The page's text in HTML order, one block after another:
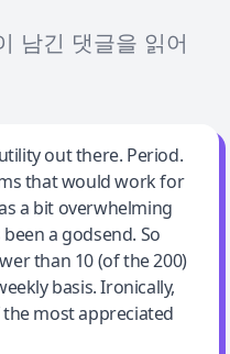
남긴 댓글을 읽어
out there. Period.
that would work for
a bit overwhelming
a godsend. So
than 10 (of the 200)
basis. Ironically,
most appreciated